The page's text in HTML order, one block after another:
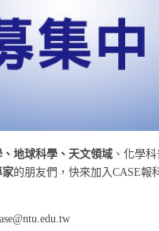
、地球科學、天文領域 、化學
家的朋友們，快來加入CASE報